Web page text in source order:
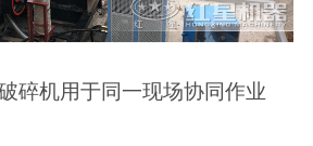
碎机用于同一现场协同作业